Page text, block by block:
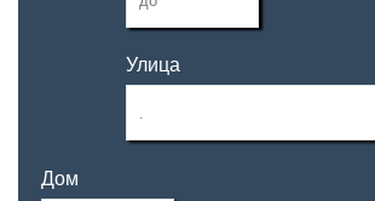
Улица
Дом